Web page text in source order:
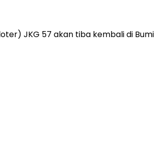
JKG 57 akan tiba kembali di Bumi